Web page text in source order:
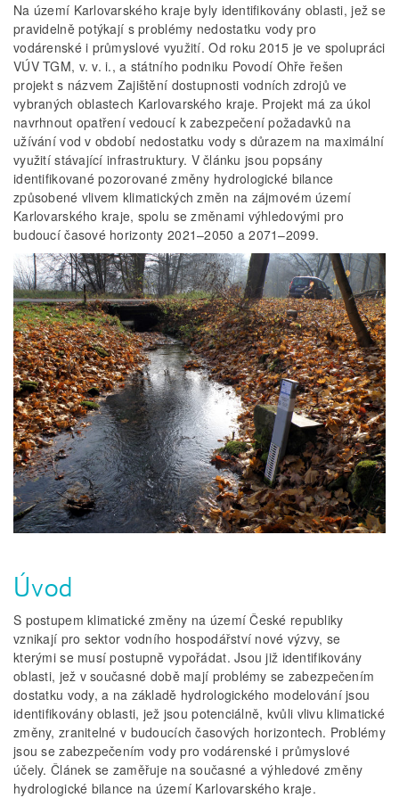
Na území Karlovarského kraje byly identifikovány oblasti, jež se
pravidelně potýkají s problémy nedostatku vody pro
vodárenské i průmyslové využití. Od roku 2015 je ve spolupráci
VÚV TGM, v. v. i., a státního podniku Povodí Ohře řešen
projekt s názvem Zajištění dostupnosti vodních zdrojů ve
vybraných oblastech Karlovarského kraje. Projekt má za úkol
navrhnout opatření vedoucí k zabezpečení požadavků na
užívání vod v období nedostatku vody s důrazem na maximální
využití stávající infrastruktury. V článku jsou popsány
identifikované pozorované změny hydrologické bilance
způsobené vlivem klimatických změn na zájmovém území
Karlovarského kraje, spolu se změnami výhledovými pro
budoucí časové horizonty 2021–2050 a 2071–2099.
Úvod
S postupem klimatické změny na území České republiky
vznikají pro sektor vodního hospodářství nové výzvy, se
kterými se musí postupně vypořádat. Jsou již identifikovány
oblasti, jež v současné době mají problémy se zabezpečením
dostatku vody, a na základě hydrologického modelování jsou
identifikovány oblasti, jež jsou potenciálně, kvůli vlivu klimatické
změny, zranitelné v budoucích časových horizontech. Problémy
jsou se zabezpečením vody pro vodárenské i průmyslové
účely. Článek se zaměřuje na současné a výhledové změny
hydrologické bilance na území Karlovarského kraje.